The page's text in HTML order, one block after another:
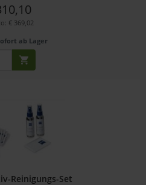
€ 369,02
ab Lager
Reinigungs-Set